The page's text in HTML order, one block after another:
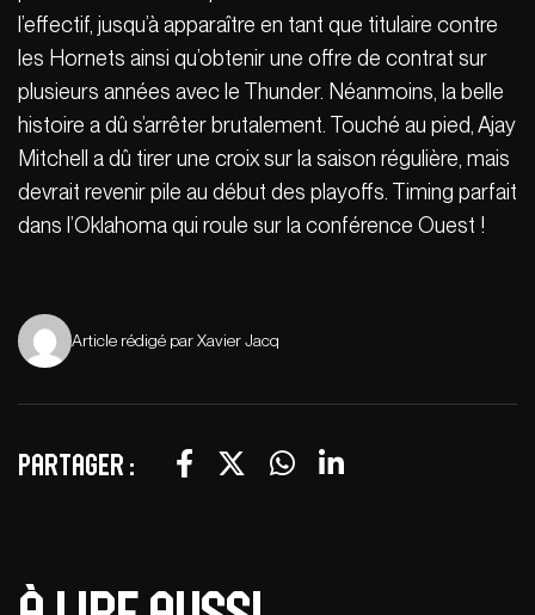
l’effectif, jusqu’à apparaître en tant que titulaire contre
les Hornets ainsi qu’obtenir une offre de contrat sur
plusieurs années avec le Thunder. Néanmoins, la belle
histoire a dû s’arrêter brutalement. Touché au pied, Ajay
Mitchell a dû tirer une croix sur la saison régulière, mais
devrait revenir pile au début des playoffs. Timing parfait
dans l’Oklahoma qui roule sur la conférence Ouest !
Article rédigé par Xavier Jacq
Partager :